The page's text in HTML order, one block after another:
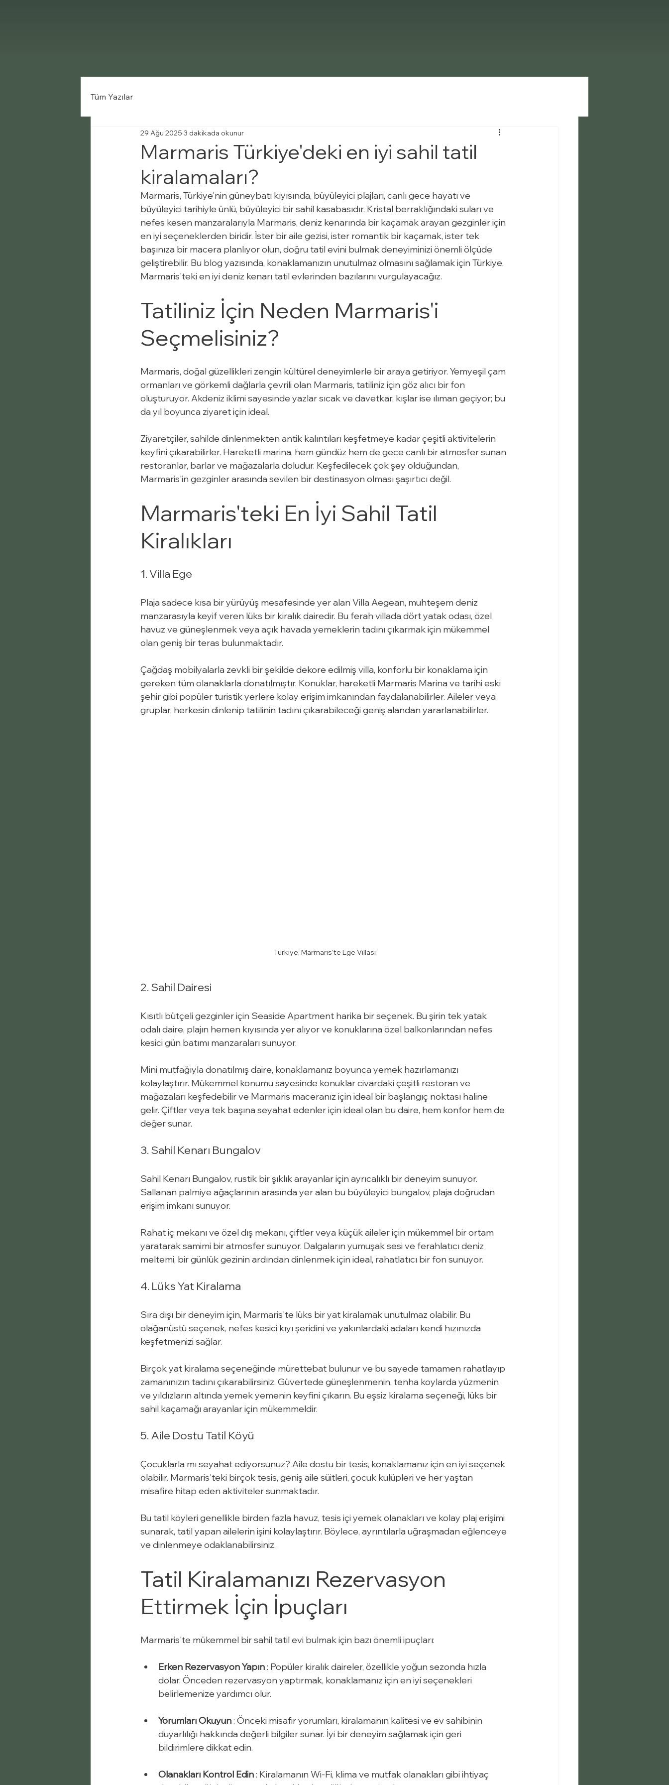
Tüm Yazılar
Marmaris Türkiye'deki en iyi sahil tatil
kiralamaları?
29 Ağu 2025 3 dakikada okunur
Marmaris, Türkiye'nin güneybatı kıyısında, büyüleyici plajları, canlı gece hayatı ve
büyüleyici tarihiyle ünlü, büyüleyici bir sahil kasabasıdır. Kristal berraklığındaki suları ve
nefes kesen manzaralarıyla Marmaris, deniz kenarında bir kaçamak arayan gezginler için
en iyi seçeneklerden biridir. İster bir aile gezisi, ister romantik bir kaçamak, ister tek
başınıza bir macera planlıyor olun, doğru tatil evini bulmak deneyiminizi önemli ölçüde
geliştirebilir. Bu blog yazısında, konaklamanızın unutulmaz olmasını sağlamak için Türkiye,
Marmaris'teki en iyi deniz kenarı tatil evlerinden bazılarını vurgulayacağız.
Tatiliniz İçin Neden Marmaris'i
Seçmelisiniz?
Marmaris, doğal güzellikleri zengin kültürel deneyimlerle bir araya getiriyor. Yemyeşil çam
ormanları ve görkemli dağlarla çevrili olan Marmaris, tatiliniz için göz alıcı bir fon
oluşturuyor. Akdeniz iklimi sayesinde yazlar sıcak ve davetkar, kışlar ise ılıman geçiyor; bu
da yıl boyunca ziyaret için ideal.
Ziyaretçiler, sahilde dinlenmekten antik kalıntıları keşfetmeye kadar çeşitli aktivitelerin
keyfini çıkarabilirler. Hareketli marina, hem gündüz hem de gece canlı bir atmosfer sunan
restoranlar, barlar ve mağazalarla doludur. Keşfedilecek çok şey olduğundan,
Marmaris'in gezginler arasında sevilen bir destinasyon olması şaşırtıcı değil.
Marmaris'teki En İyi Sahil Tatil
Kiralıkları
1. Villa Ege
Plaja sadece kısa bir yürüyüş mesafesinde yer alan Villa Aegean, muhteşem deniz
manzarasıyla keyif veren lüks bir kiralık dairedir. Bu ferah villada dört yatak odası, özel
havuz ve güneşlenmek veya açık havada yemeklerin tadını çıkarmak için mükemmel
olan geniş bir teras bulunmaktadır.
Çağdaş mobilyalarla zevkli bir şekilde dekore edilmiş villa, konforlu bir konaklama için
gereken tüm olanaklarla donatılmıştır. Konuklar, hareketli Marmaris Marina ve tarihi eski
şehir gibi popüler turistik yerlere kolay erişim imkanından faydalanabilirler. Aileler veya
gruplar, herkesin dinlenip tatilinin tadını çıkarabileceği geniş alandan yararlanabilirler.
Türkiye, Marmaris'te Ege Villası
2. Sahil Dairesi
Kısıtlı bütçeli gezginler için Seaside Apartment harika bir seçenek. Bu şirin tek yatak
odalı daire, plajın hemen kıyısında yer alıyor ve konuklarına özel balkonlarından nefes
kesici gün batımı manzaraları sunuyor.
Mini mutfağıyla donatılmış daire, konaklamanız boyunca yemek hazırlamanızı
kolaylaştırır. Mükemmel konumu sayesinde konuklar civardaki çeşitli restoran ve
mağazaları keşfedebilir ve Marmaris maceranız için ideal bir başlangıç ​​noktası haline
gelir. Çiftler veya tek başına seyahat edenler için ideal olan bu daire, hem konfor hem de
değer sunar.
3. Sahil Kenarı Bungalov
Sahil Kenarı Bungalov, rustik bir şıklık arayanlar için ayrıcalıklı bir deneyim sunuyor.
Sallanan palmiye ağaçlarının arasında yer alan bu büyüleyici bungalov, plaja doğrudan
erişim imkanı sunuyor.
Rahat iç mekanı ve özel dış mekanı, çiftler veya küçük aileler için mükemmel bir ortam
yaratarak samimi bir atmosfer sunuyor. Dalgaların yumuşak sesi ve ferahlatıcı deniz
meltemi, bir günlük gezinin ardından dinlenmek için ideal, rahatlatıcı bir fon sunuyor.
4. Lüks Yat Kiralama
Sıra dışı bir deneyim için, Marmaris'te lüks bir yat kiralamak unutulmaz olabilir. Bu
olağanüstü seçenek, nefes kesici kıyı şeridini ve yakınlardaki adaları kendi hızınızda
keşfetmenizi sağlar.
Birçok yat kiralama seçeneğinde mürettebat bulunur ve bu sayede tamamen rahatlayıp
zamanınızın tadını çıkarabilirsiniz. Güvertede güneşlenmenin, tenha koylarda yüzmenin
ve yıldızların altında yemek yemenin keyfini çıkarın. Bu eşsiz kiralama seçeneği, lüks bir
sahil kaçamağı arayanlar için mükemmeldir.
5. Aile Dostu Tatil Köyü
Çocuklarla mı seyahat ediyorsunuz? Aile dostu bir tesis, konaklamanız için en iyi seçenek
olabilir. Marmaris'teki birçok tesis, geniş aile süitleri, çocuk kulüpleri ve her yaştan
misafire hitap eden aktiviteler sunmaktadır.
Bu tatil köyleri genellikle birden fazla havuz, tesis içi yemek olanakları ve kolay plaj erişimi
sunarak, tatil yapan ailelerin işini kolaylaştırır. Böylece, ayrıntılarla uğraşmadan eğlenceye
ve dinlenmeye odaklanabilirsiniz.
Tatil Kiralamanızı Rezervasyon
Ettirmek İçin İpuçları
Marmaris'te mükemmel bir sahil tatil evi bulmak için bazı önemli ipuçları:
Erken Rezervasyon Yapın : Popüler kiralık daireler, özellikle yoğun sezonda hızla
dolar. Önceden rezervasyon yaptırmak, konaklamanız için en iyi seçenekleri
belirlemenize yardımcı olur.
Yorumları Okuyun : Önceki misafir yorumları, kiralamanın kalitesi ve ev sahibinin
duyarlılığı hakkında değerli bilgiler sunar. İyi bir deneyim sağlamak için geri
bildirimlere dikkat edin.
Olanakları Kontrol Edin : Kiralamanın Wi-Fi, klima ve mutfak olanakları gibi ihtiyaç